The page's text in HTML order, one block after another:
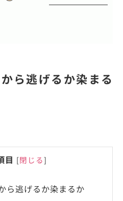
ら逃げるか染まる
目 [閉じる]
ら逃げるか染まるか